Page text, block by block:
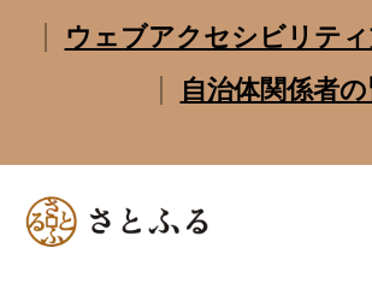
ウェブアクセシビリテ
自治体関係者